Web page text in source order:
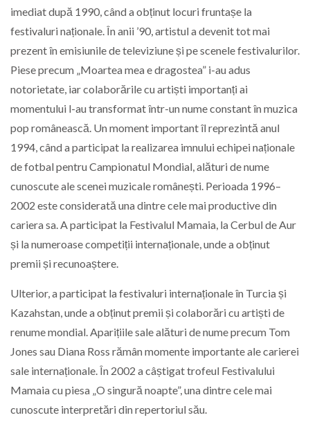
imediat după 1990, când a obținut locuri fruntașe la
festivaluri naționale. În anii ’90, artistul a devenit tot mai
prezent în emisiunile de televiziune și pe scenele festivalurilor.
Piese precum „Moartea mea e dragostea” i-au adus
notorietate, iar colaborările cu artiști importanți ai
momentului l-au transformat într-un nume constant în muzica
pop românească. Un moment important îl reprezintă anul
1994, când a participat la realizarea imnului echipei naționale
de fotbal pentru Campionatul Mondial, alături de nume
cunoscute ale scenei muzicale românești. Perioada 1996–
2002 este considerată una dintre cele mai productive din
cariera sa. A participat la Festivalul Mamaia, la Cerbul de Aur
și la numeroase competiții internaționale, unde a obținut
premii și recunoaștere.
Ulterior, a participat la festivaluri internaționale în Turcia și
Kazahstan, unde a obținut premii și colaborări cu artiști de
renume mondial. Aparițiile sale alături de nume precum Tom
Jones sau Diana Ross rămân momente importante ale carierei
sale internaționale. În 2002 a câștigat trofeul Festivalului
Mamaia cu piesa „O singură noapte”, una dintre cele mai
cunoscute interpretări din repertoriul său.